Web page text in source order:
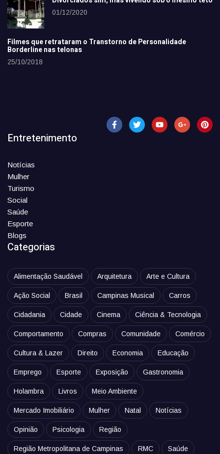
01/12/2020
Filmes que retrataram o Transtorno de Personalidade
Borderline nas telonas
25/10/2018
Entretenimento
Notícias
Mulher
Turismo
Social
Saúde
Esporte
Blogs
Categorias
Alimentação Saudável Arquitetura Arte e Cultura
Ação Social Brasil Campinas Musical Carros
Cidadania Cidade Cinema Ciência & Tecnologia
Comportamento Compras Comunidade Comércio
Cultura & Lazer Direito Economia Educação
Emprego Esporte Exposição Gastronomia
Holambra Livros Meio Ambiente
Mercado Imobiliário Mulher Natal Notícias
Opinião Psicologia Região
Região Metropolitana de Campinas RMC Saúde